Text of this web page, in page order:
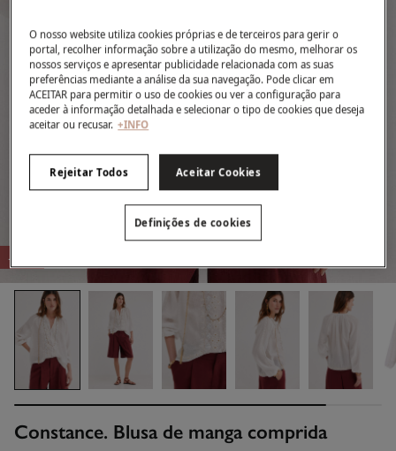
-51%
Constance. Blusa de manga comprida
O nosso website utiliza cookies próprias e de terceiros para gerir o
portal, recolher informação sobre a utilização do mesmo, melhorar os
nossos serviços e apresentar publicidade relacionada com as suas
preferências mediante a análise da sua navegação. Pode clicar em
ACEITAR para permitir o uso de cookies ou ver a configuração para
aceder à informação detalhada e selecionar o tipo de cookies que deseja
aceitar ou recusar. +INFO
Rejeitar Todos Aceitar Cookies
Definições de cookies